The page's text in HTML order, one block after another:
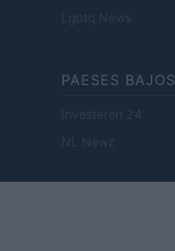
Lgbtq News
PAESES BAJOS
Investeren 24
NL Newz